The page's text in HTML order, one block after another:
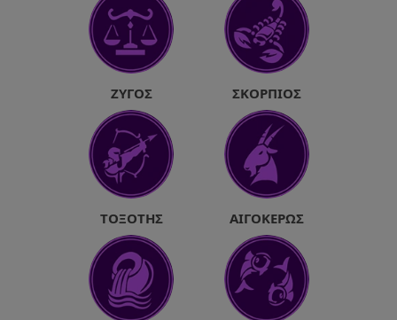
ΖΥΓΌΣ ΣΚΟΡΠΙΌΣ
ΤΟΞΌΤΗΣ ΑΙΓΌΚΕΡΩΣ